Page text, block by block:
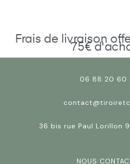
Frais de livraison
75€
06 88 20 60
36 bis rue Paul Lorillon
NOUS